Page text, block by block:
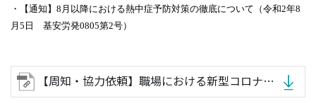
・【通知】 8 月以降における熱中症予防対策の徹底について（令和2年8
月 5 日 基安労発0805第2号）
【周知・協力依頼】職場における新型コロナウイルス感染症への感染予防、健康管理の強化について他.zip